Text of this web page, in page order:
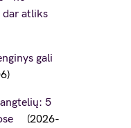
dar atliks
gali
5
2026-